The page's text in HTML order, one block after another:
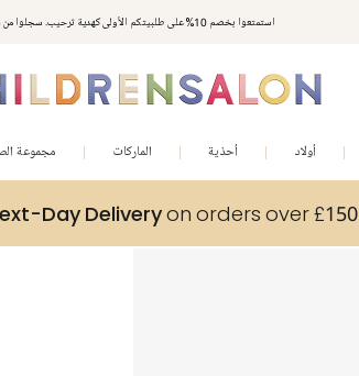
استمتعوا بخصم 10% على طلبيتكم الأولى كهدية ترحيب. سجلوا من هنا
أولاد أحذية الماركات مجموعة
Day Deliveryon orders over £150